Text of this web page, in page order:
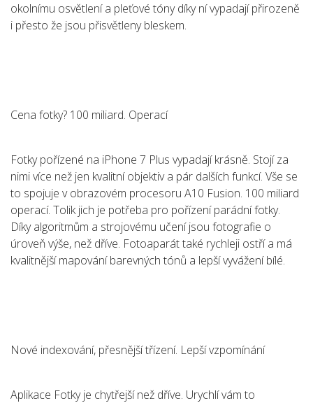
okolnímu osvětlení a pleťové tóny díky ní vypadají přirozeně
i přesto že jsou přisvětleny bleskem.
Cena fotky? 100 miliard. Operací
Fotky pořízené na iPhone 7 Plus vypadají krásně. Stojí za
nimi více než jen kvalitní objektiv a pár dalších funkcí. Vše se
to spojuje v obrazovém procesoru A10 Fusion. 100 miliard
operací. Tolik jich je potřeba pro pořízení parádní fotky.
Díky algoritmům a strojovému učení jsou fotografie o
úroveň výše, než dříve. Fotoaparát také rychleji ostří a má
kvalitnější mapování barevných tónů a lepší vyvážení bílé.
Nové indexování, přesnější třízení. Lepší vzpomínání
Aplikace Fotky je chytřejší než dříve. Urychlí vám to